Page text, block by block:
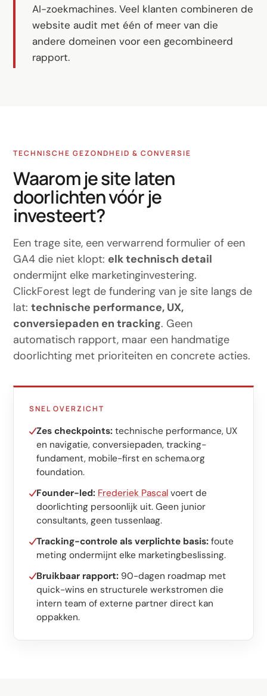
Website
GEO
AI-zoekmachines. Veel klanten combineren de
website audit met één of meer van die
andere domeinen voor een gecombineerd
rapport.
TECHNISCHE GEZONDHEID & CONVERSIE
Waarom je site laten
doorlichten vóór je
investeert?
Een trage site, een verwarrend formulier of een
GA4 die niet klopt: elk technisch detail
ondermijnt elke marketinginvestering.
ClickForest legt de fundering van je site langs de
lat: technische performance, UX,
conversiepaden en tracking. Geen
automatisch rapport, maar een handmatige
doorlichting met prioriteiten en concrete acties.
SNEL OVERZICHT
Zes checkpoints: technische performance, UX
en navigatie, conversiepaden, tracking-
fundament, mobile-first en schema.org
foundation.
Founder-led: Frederiek Pascal voert de
doorlichting persoonlijk uit. Geen junior
consultants, geen tussenlaag.
Tracking-controle als verplichte basis: foute
meting ondermijnt elke marketingbeslissing.
Bruikbaar rapport: 90-dagen roadmap met
quick-wins en structurele werkstromen die
intern team of externe partner direct kan
oppakken.